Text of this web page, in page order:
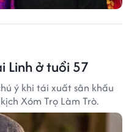
Linh ở tuổi 57
ý khi tái xuất sân khấu
Xóm Trọ Làm Trò.